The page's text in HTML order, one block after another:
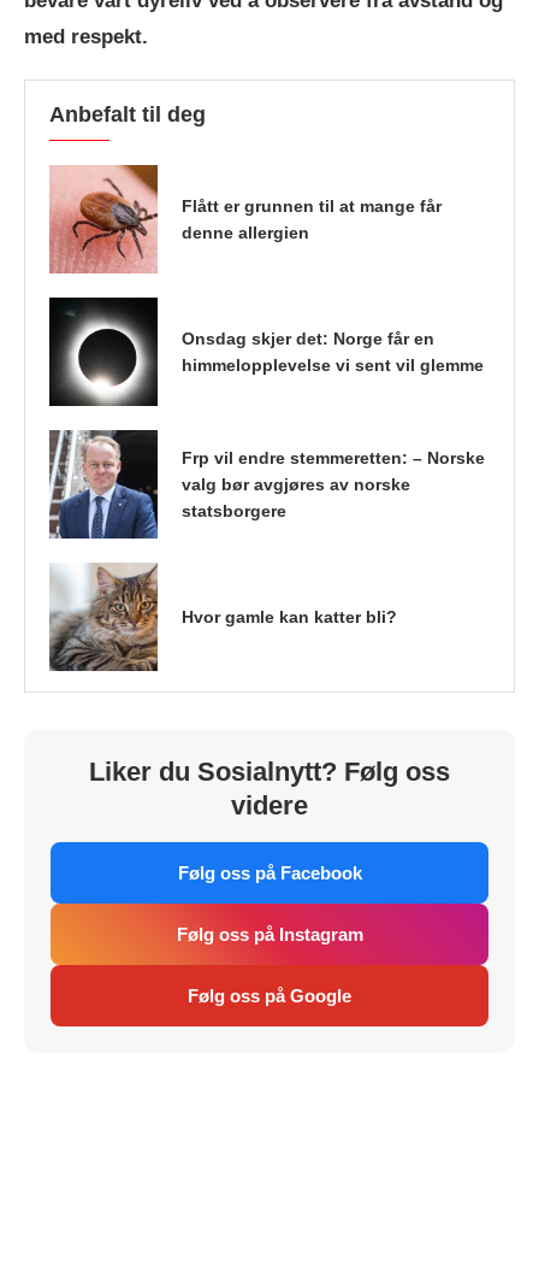
med respekt.
Anbefalt til deg
Flått er grunnen til at mange får
denne allergien
Onsdag skjer det: Norge får en
himmelopplevelse vi sent vil glemme
Frp vil endre stemmeretten: – Norske
valg bør avgjøres av norske
statsborgere
Hvor gamle kan katter bli?
Liker du Sosialnytt? Følg oss
videre
Følg oss på Facebook
Følg oss på Instagram
Følg oss på Google